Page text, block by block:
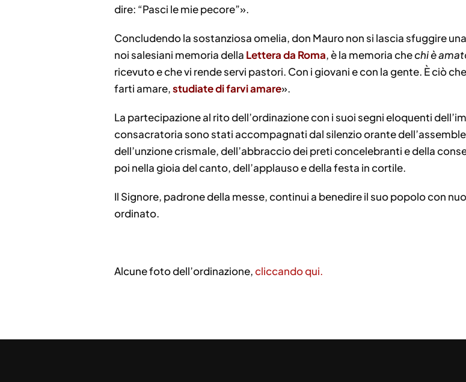
dire: “Pasci le mie pecore”».
Concludendo la sostanziosa omelia, don Mauro non si lascia sfuggire
noi salesiani memoria della Lettera da Roma, è la memoria chechi è
ricevuto e che vi rende servi pastori. Con i giovani e con la gente. È ciò
farti amare,studiate di farvi amare».
La partecipazione al rito dell’ordinazione con i suoi segni eloquenti
consacratoria sono stati accompagnati dal silenzio orante
dell’unzione crismale, dell’abbraccio dei preti concelebranti e della
poi nella gioia del canto, dell’applauso e della festa in cortile.
Il Signore, padrone della messe, continui a benedire il suo popolo con
ordinato.
Alcune foto dell’ordinazione,cliccando qui.